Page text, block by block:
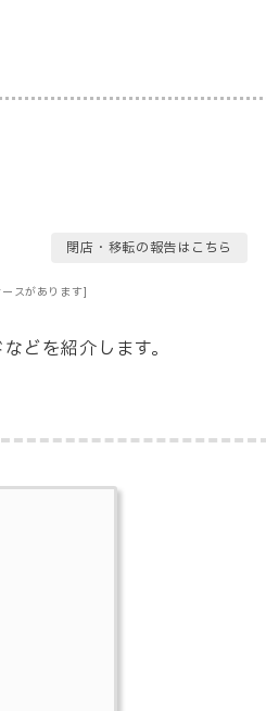
閉店・移転の報告はこちら
スがあります]
どを紹介します。